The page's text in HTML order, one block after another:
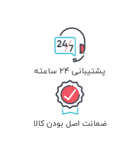
پشتیبانی 24 ساعته
ضمانت اصل بودن کالا